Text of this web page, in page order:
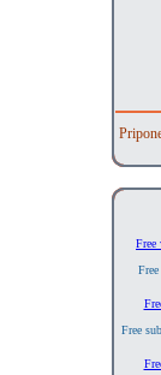
Free
Free